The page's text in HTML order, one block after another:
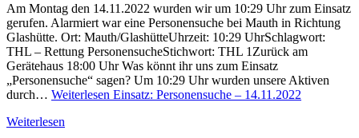
Am Montag den 14.11.2022 wurden wir um 10:29 Uhr zum Einsatz
gerufen. Alarmiert war eine Personensuche bei Mauth in Richtung
Glashütte. Ort: Mauth/GlashütteUhrzeit: 10:29 UhrSchlagwort:
THL – Rettung PersonensucheStichwort: THL 1Zurück am
Gerätehaus 18:00 Uhr Was könnt ihr uns zum Einsatz
„Personensuche“ sagen? Um 10:29 Uhr wurden unsere Aktiven
durch… Weiterlesen Einsatz: Personensuche – 14.11.2022
Weiterlesen